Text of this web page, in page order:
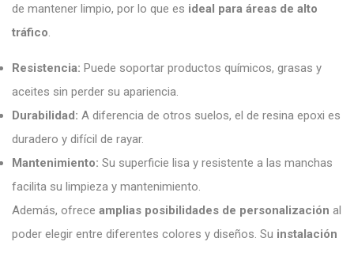
de mantener limpio, por lo que es ideal para áreas de alto
tráfico.
Resistencia: Puede soportar productos químicos, grasas y
aceites sin perder su apariencia.
Durabilidad: A diferencia de otros suelos, el de resina epoxi es
duradero y difícil de rayar.
Mantenimiento: Su superficie lisa y resistente a las manchas
facilita su limpieza y mantenimiento.
Además, ofrece amplias posibilidades de personalización al
poder elegir entre diferentes colores y diseños. Su instalación